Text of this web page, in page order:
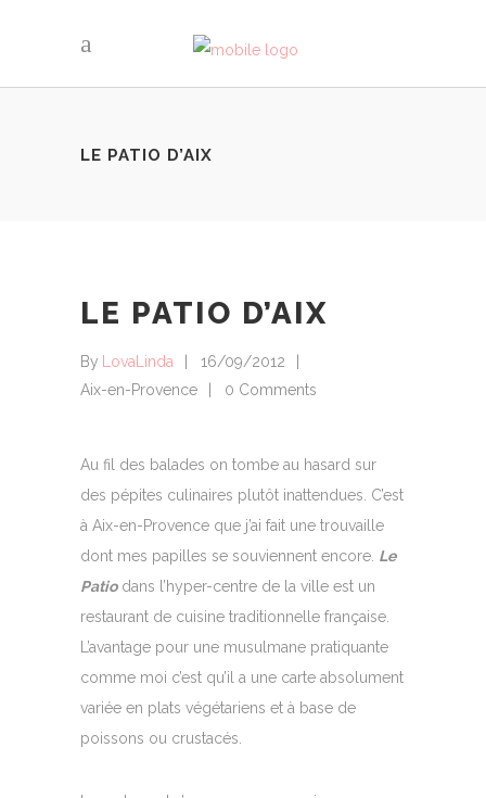
LE PATIO D’AIX
LE PATIO D’AIX
By LovaLinda
16/09/2012
Aix-en-Provence
0 Comments
Au fil des balades on tombe au hasard sur
des pépites culinaires plutôt inattendues. C’est
à Aix-en-Provence que j’ai fait une trouvaille
dont mes papilles se souviennent encore. Le
Patiodans l’hyper-centre de la ville est un
restaurant de cuisine traditionnelle française.
L’avantage pour une musulmane pratiquante
comme moi c’est qu’il a une carte absolument
variée en plats végétariens et à base de
poissons ou crustacés.